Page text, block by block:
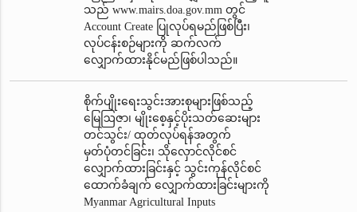
သည် www.mairs.doa.gov.mm တွင်
Account Create ပြုလုပ်ရမည်ဖြစ်ပြီး၊
လုပ်ငန်းစဉ်များကို ဆက်လက်
လျှောက်ထားနိုင်မည်ဖြစ်ပါသည်။
စိုက်ပျိုးရေးသွင်းအားစုများဖြစ်သည့်
မြေဩဇာ၊ မျိုးစေ့နှင့်ပိုးသတ်ဆေးများ
တင်သွင်း/ ထုတ်လုပ်ရန်အတွက်
မှတ်ပုံတင်ခြင်း၊ သိုလှောင်လိုင်စင်
လျှောက်ထားခြင်းနှင့် သွင်းကုန်လိုင်စင်
ထောက်ခံချက်‌ လျှောက်ထားခြင်းများကို
Myanmar Agricultural Inputs